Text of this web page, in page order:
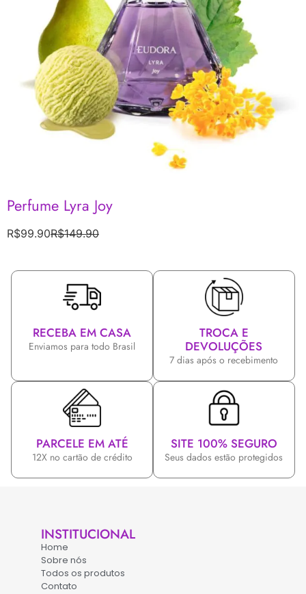
Perfume Lyra Joy
R$149.90
R$99.90
RECEBA EM CASA
Enviamos para todo Brasil
TROCA E
DEVOLUÇÕES
7 dias após o recebimento
PARCELE EM ATÉ
12X no cartão de crédito
SITE 100% SEGURO
Seus dados estão protegidos
INSTITUCIONAL
Home
Sobre nós
Todos os produtos
Contato